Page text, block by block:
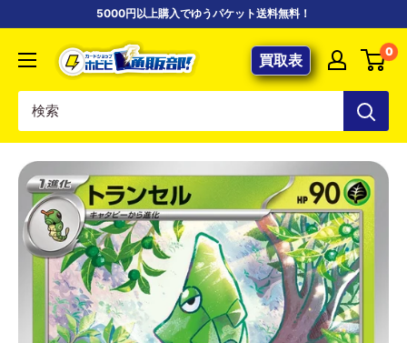
5000円以上購入でゆうパケット送料無料！
【ポ
ケ
専
門
カ
ー
ド
シ
ョ
ッ
プ
買取表 0